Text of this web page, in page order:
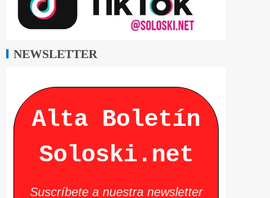
NEWSLETTER
Alta Boletín
Soloski.net
Suscríbete a nuestra newsletter